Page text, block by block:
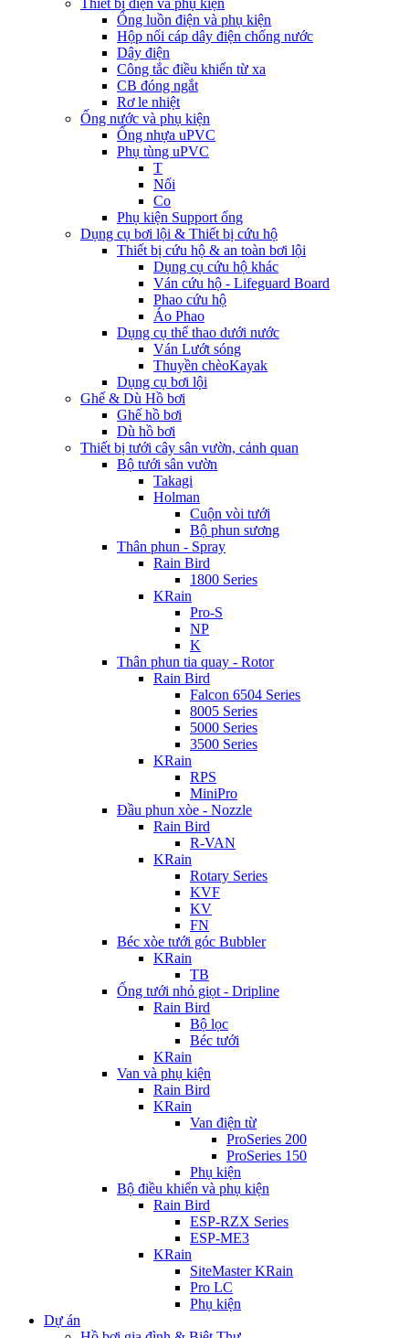
Thiết bị điện và phụ kiện
Ống luồn điện và phụ kiện
Hộp nối cáp dây điện chống nước
Dây điện
Công tắc điều khiển từ xa
CB đóng ngắt
Rơ le nhiệt
Ống nước và phụ kiện
Ống nhựa uPVC
Phụ tùng uPVC
T
Nối
Co
Phụ kiện Support ống
Dụng cụ bơi lội & Thiết bị cứu hộ
Thiết bị cứu hộ & an toàn bơi lội
Dụng cụ cứu hộ khác
Ván cứu hộ - Lifeguard Board
Phao cứu hộ
Áo Phao
Dụng cụ thể thao dưới nước
Ván Lướt sóng
Thuyền chèoKayak
Dụng cụ bơi lội
Ghế & Dù Hồ bơi
Ghế hồ bơi
Dù hồ bơi
Thiết bị tưới cây sân vườn, cảnh quan
Bộ tưới sân vườn
Takagi
Holman
Cuộn vòi tưới
Bộ phun sương
Thân phun - Spray
Rain Bird
1800 Series
KRain
Pro-S
NP
K
Thân phun tia quay - Rotor
Rain Bird
Falcon 6504 Series
8005 Series
5000 Series
3500 Series
KRain
RPS
MiniPro
Đầu phun xòe - Nozzle
Rain Bird
R-VAN
KRain
Rotary Series
KVF
KV
FN
Béc xòe tưới góc Bubbler
KRain
TB
Ống tưới nhỏ giọt - Dripline
Rain Bird
Bộ lọc
Béc tưới
KRain
Van và phụ kiện
Rain Bird
KRain
Van điện từ
ProSeries 200
ProSeries 150
Phụ kiện
Bộ điều khiển và phụ kiện
Rain Bird
ESP-RZX Series
ESP-ME3
KRain
SiteMaster KRain
Pro LC
Phụ kiện
Dự án